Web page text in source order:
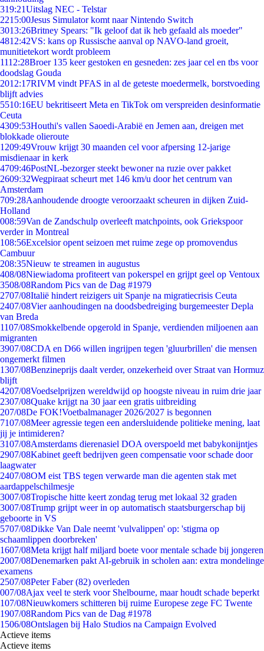
319:21Uitslag NEC - Telstar
2215:00Jesus Simulator komt naar Nintendo Switch
3013:26Britney Spears: "Ik geloof dat ik heb gefaald als moeder"
4812:42VS: kans op Russische aanval op NAVO-land groeit,
munitietekort wordt probleem
1112:28Broer 135 keer gestoken en gesneden: zes jaar cel en tbs voor
doodslag Gouda
2012:17RIVM vindt PFAS in al de geteste moedermelk, borstvoeding
blijft advies
5510:16EU bekritiseert Meta en TikTok om verspreiden desinformatie
Ceuta
4309:53Houthi's vallen Saoedi-Arabië en Jemen aan, dreigen met
blokkade olieroute
1209:49Vrouw krijgt 30 maanden cel voor afpersing 12-jarige
misdienaar in kerk
4709:46PostNL-bezorger steekt bewoner na ruzie over pakket
2609:32Wegpiraat scheurt met 146 km/u door het centrum van
Amsterdam
709:28Aanhoudende droogte veroorzaakt scheuren in dijken Zuid-
Holland
008:59Van de Zandschulp overleeft matchpoints, ook Griekspoor
verder in Montreal
108:56Excelsior opent seizoen met ruime zege op promovendus
Cambuur
208:35Nieuw te streamen in augustus
408/08Niewiadoma profiteert van pokerspel en grijpt geel op Ventoux
3508/08Random Pics van de Dag #1979
2707/08Italië hindert reizigers uit Spanje na migratiecrisis Ceuta
2407/08Vier aanhoudingen na doodsbedreiging burgemeester Depla
van Breda
1107/08Smokkelbende opgerold in Spanje, verdienden miljoenen aan
migranten
3907/08CDA en D66 willen ingrijpen tegen 'gluurbrillen' die mensen
ongemerkt filmen
1307/08Benzineprijs daalt verder, onzekerheid over Straat van Hormuz
blijft
4207/08Voedselprijzen wereldwijd op hoogste niveau in ruim drie jaar
2307/08Quake krijgt na 30 jaar een gratis uitbreiding
207/08De FOK!Voetbalmanager 2026/2027 is begonnen
7107/08Meer agressie tegen een andersluidende politieke mening, laat
jij je intimideren?
3107/08Amsterdams dierenasiel DOA overspoeld met babykonijntjes
2907/08Kabinet geeft bedrijven geen compensatie voor schade door
laagwater
2407/08OM eist TBS tegen verwarde man die agenten stak met
aardappelschilmesje
3007/08Tropische hitte keert zondag terug met lokaal 32 graden
3007/08Trump grijpt weer in op automatisch staatsburgerschap bij
geboorte in VS
5707/08Dikke Van Dale neemt 'vulvalippen' op: 'stigma op
schaamlippen doorbreken'
1607/08Meta krijgt half miljard boete voor mentale schade bij jongeren
2007/08Denemarken pakt AI-gebruik in scholen aan: extra mondelinge
examens
2507/08Peter Faber (82) overleden
007/08Ajax veel te sterk voor Shelbourne, maar houdt schade beperkt
107/08Nieuwkomers schitteren bij ruime Europese zege FC Twente
1907/08Random Pics van de Dag #1978
1506/08Ontslagen bij Halo Studios na Campaign Evolved
Actieve items
Actieve items